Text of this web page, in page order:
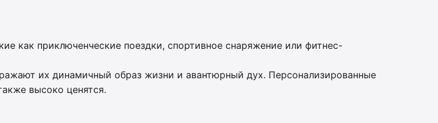
как приключенческие поездки, спортивное снаряжение или фитнес-
их динамичный образ жизни и авантюрный дух. Персонализированные
высоко ценятся.